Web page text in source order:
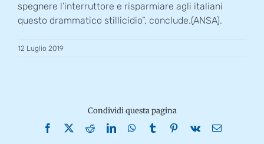
spegnere l’interruttore e risparmiare agli italiani
questo drammatico stillicidio”, conclude.(ANSA).
12 Luglio 2019
Condividi questa pagina
Facebook
X RedditLinkedInWhatsApp
TumblrPinterest
Vk Email